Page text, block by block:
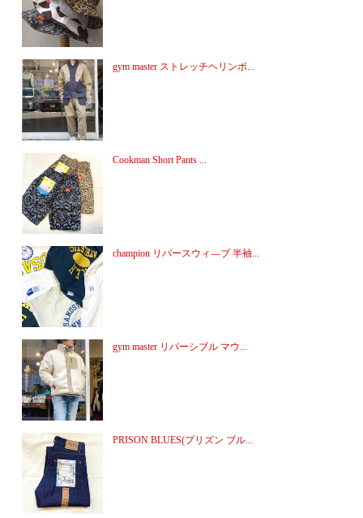
gym master ストレッチヘリンボ...
Cookman Short Pants ...
champion リバースウィ―ブ 半袖...
gym master リバーシブル マウ...
PRISON BLUES(プリズン ブル...